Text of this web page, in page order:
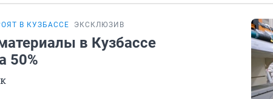
В КУЗБАССЕ ЭКСКЛЮЗИВ
в Кузбассе
50%